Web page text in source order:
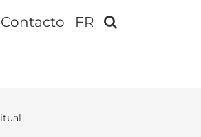
Contacto FR